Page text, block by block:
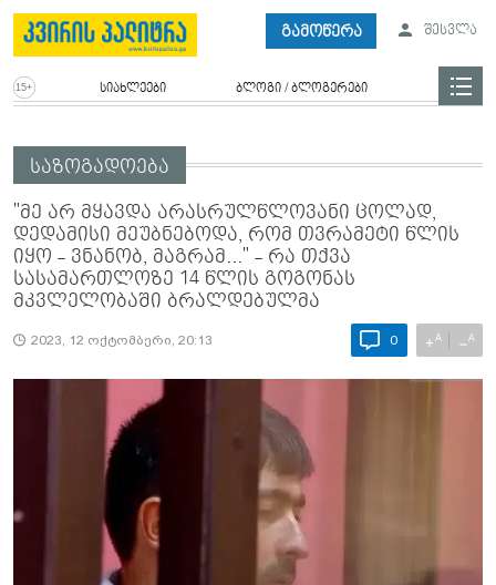
გამოწერა შესვლა
სიახლეები ბლოგი / ბლოგერები
საზოგადოება
"მე არ მყავდა არასრულწლოვანი ცოლად,
დედამისი მეუბნებოდა, რომ თვრამეტი წლის
იყო - ვნანობ, მაგრამ..." - რა თქვა
სასამართლოზე 14 წლის გოგონას
მკვლელობაში ბრალდებულმა
2023, 12 ოქტომბერი, 20:13 0 +A −A